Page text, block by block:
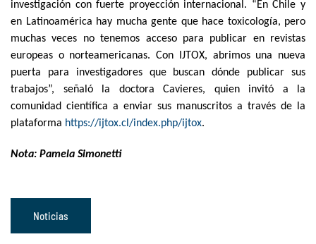
investigación con fuerte proyección internacional. “En Chile y
en Latinoamérica hay mucha gente que hace toxicología, pero
muchas veces no tenemos acceso para publicar en revistas
europeas o norteamericanas. Con IJTOX, abrimos una nueva
puerta para investigadores que buscan dónde publicar sus
trabajos”, señaló la doctora Cavieres, quien invitó a la
comunidad científica a enviar sus manuscritos a través de la
plataforma https://ijtox.cl/index.php/ijtox.
Nota: Pamela Simonetti
Noticias